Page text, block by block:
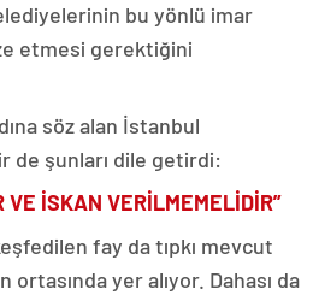
bu yönlü imar
etmesi gerektiğini
söz alan İstanbul
de şunları dile getirdi:
VE İSKAN VERİLMEMELİDİR”
fay da tıpkı mevcut
yer alıyor. Dahası da